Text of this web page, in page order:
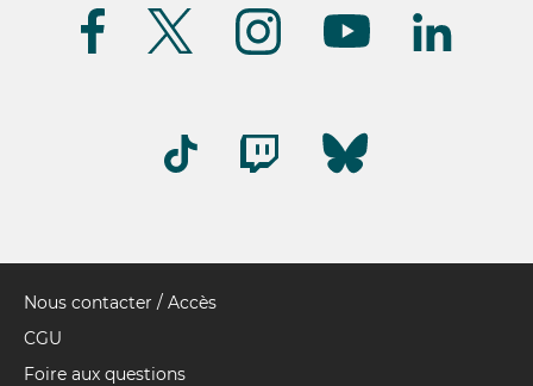
Pied
de
Nous contacter / Accès
CGU
Foire aux questions